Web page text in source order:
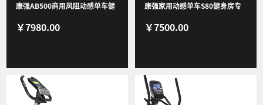
康强AB500商用风阻动感单车健
身车 商用风阻动感单车
￥7980.00
康强家用动感单车S80健身房专
用后置飞轮商用
￥7500.00